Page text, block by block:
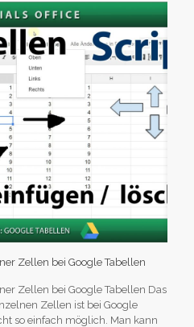
Zellen bei Google Tabellen
Zellen bei Google Tabellen Das
Zellen ist bei Google
so einfach möglich. Man kann